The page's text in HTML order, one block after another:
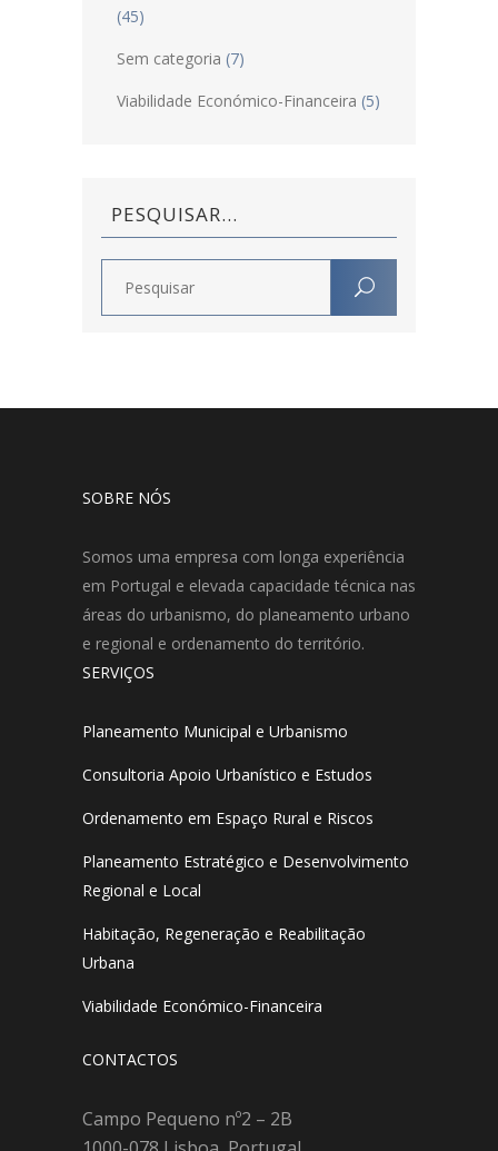
(45)
Sem categoria (7)
Viabilidade Económico-Financeira (5)
PESQUISAR…
SOBRE NÓS
Somos uma empresa com longa experiência
em Portugal e elevada capacidade técnica nas
áreas do urbanismo, do planeamento urbano
e regional e ordenamento do território.
SERVIÇOS
Planeamento Municipal e Urbanismo
Consultoria Apoio Urbanístico e Estudos
Ordenamento em Espaço Rural e Riscos
Planeamento Estratégico e Desenvolvimento
Regional e Local
Habitação, Regeneração e Reabilitação
Urbana
Viabilidade Económico-Financeira
CONTACTOS
Campo Pequeno nº2 – 2B